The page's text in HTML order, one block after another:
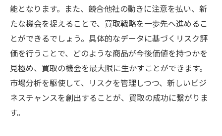
能となります。また、競合他社の動きに注意を払い、新
たな機会を捉えることで、買取戦略を一歩先へ進めるこ
とができるでしょう。具体的なデータに基づくリスク評
価を行うことで、どのような商品が今後価値を持つかを
見極め、買取の機会を最大限に生かすことができます。
市場分析を駆使して、リスクを管理しつつ、新しいビジ
ネスチャンスを創出することが、買取の成功に繋がりま
す。